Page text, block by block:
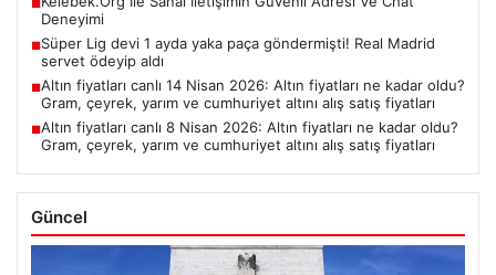
■
Deneyimi
■Süper Lig devi 1 ayda yaka paça göndermişti! Real Madrid
servet ödeyip aldı
■Altın fiyatları canlı 14 Nisan 2026: Altın fiyatları ne kadar oldu?
Gram, çeyrek, yarım ve cumhuriyet altını alış satış fiyatları
■Altın fiyatları canlı 8 Nisan 2026: Altın fiyatları ne kadar oldu?
Gram, çeyrek, yarım ve cumhuriyet altını alış satış fiyatları
Güncel